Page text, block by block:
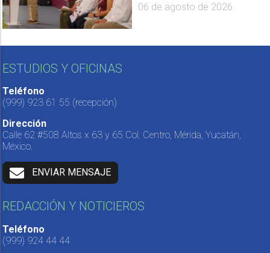
06 de agosto de 2026
ESTUDIOS Y OFICINAS
Teléfono
(999) 923 61 55 (recepción)
Dirección
Calle 62 #508 Altos x 63 y 65 Col. Centro, Mérida, Yucatán,
México.
ENVIAR MENSAJE
REDACCIÓN Y NOTICIEROS
Teléfono
(999) 924 44 44